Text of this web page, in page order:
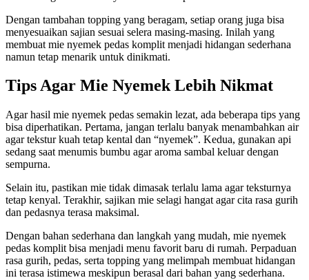
Dengan tambahan topping yang beragam, setiap orang juga bisa
menyesuaikan sajian sesuai selera masing-masing. Inilah yang
membuat mie nyemek pedas komplit menjadi hidangan sederhana
namun tetap menarik untuk dinikmati.
Tips Agar Mie Nyemek Lebih Nikmat
Agar hasil mie nyemek pedas semakin lezat, ada beberapa tips yang
bisa diperhatikan. Pertama, jangan terlalu banyak menambahkan air
agar tekstur kuah tetap kental dan “nyemek”. Kedua, gunakan api
sedang saat menumis bumbu agar aroma sambal keluar dengan
sempurna.
Selain itu, pastikan mie tidak dimasak terlalu lama agar teksturnya
tetap kenyal. Terakhir, sajikan mie selagi hangat agar cita rasa gurih
dan pedasnya terasa maksimal.
Dengan bahan sederhana dan langkah yang mudah, mie nyemek
pedas komplit bisa menjadi menu favorit baru di rumah. Perpaduan
rasa gurih, pedas, serta topping yang melimpah membuat hidangan
ini terasa istimewa meskipun berasal dari bahan yang sederhana.